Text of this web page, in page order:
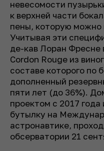
невесомости
к верхней части
пены, которую можно
Учитывая эти
де-кав Лоран Фресне
Cordon Rouge из
составе которого по
дополненный
пяти лет (до 36%).
проектом с 2017
бутылку на
астронавтике,
обсерватории 21